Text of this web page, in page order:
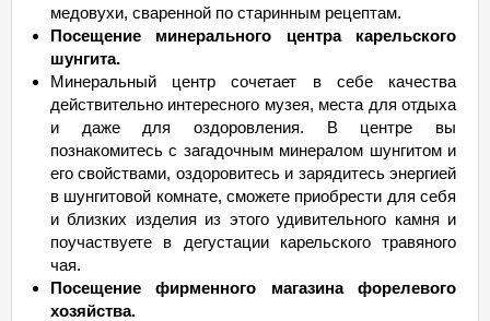
медовухи, сваренной по старинным рецептам.
Посещение минерального центра карельского
шунгита.
Минеральный центр сочетает в себе качества
действительно интересного музея, места для отдыха
и даже для оздоровления. В центре вы
познакомитесь с загадочным минералом шунгитом и
его свойствами, оздоровитесь и зарядитесь энергией
в шунгитовой комнате, сможете приобрести для себя
и близких изделия из этого удивительного камня и
поучаствуете в дегустации карельского травяного
чая.
Посещение фирменного магазина форелевого
хозяйства.